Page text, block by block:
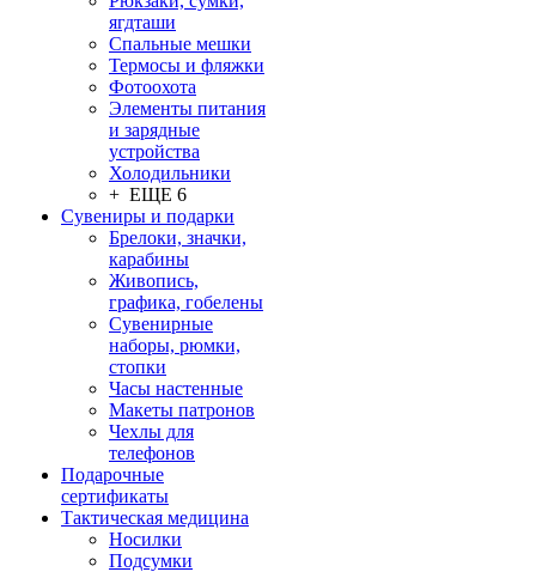
ягдташи
Спальные мешки
Термосы и фляжки
Фотоохота
Элементы питания
и зарядные
устройства
Холодильники
+ ЕЩЕ 6
Сувениры и подарки
Брелоки, значки,
карабины
Живопись,
графика, гобелены
Сувенирные
наборы, рюмки,
стопки
Часы настенные
Макеты патронов
Чехлы для
телефонов
Подарочные
сертификаты
Тактическая медицина
Носилки
Подсумки